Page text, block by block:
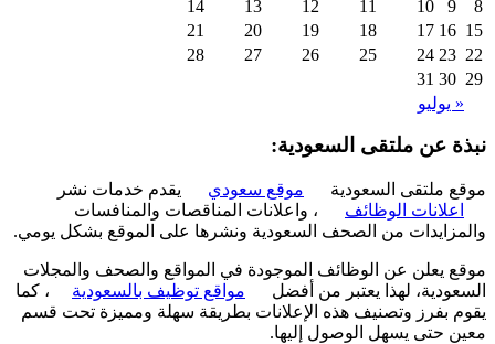
10
16
17
23
24
30
31
يوليو
عن ملتقى السعودية:
ملتقى السعودية موقع سعودي
يقدم خدمات نشر
الوظائف
، واعلانات المناقصات والمنافسات
من الصحف السعودية ونشرها على الموقع بشكل يومي.
يعلن عن الوظائف الموجودة في المواقع والصحف والمجلات
لهذا يعتبر من أفضل
مواقع توظيف بالسعودية
، كما
بفرز وتصنيف هذه الإعلانات بطريقة سهلة ومميزة تحت قسم
حتى يسهل الوصول إليها.